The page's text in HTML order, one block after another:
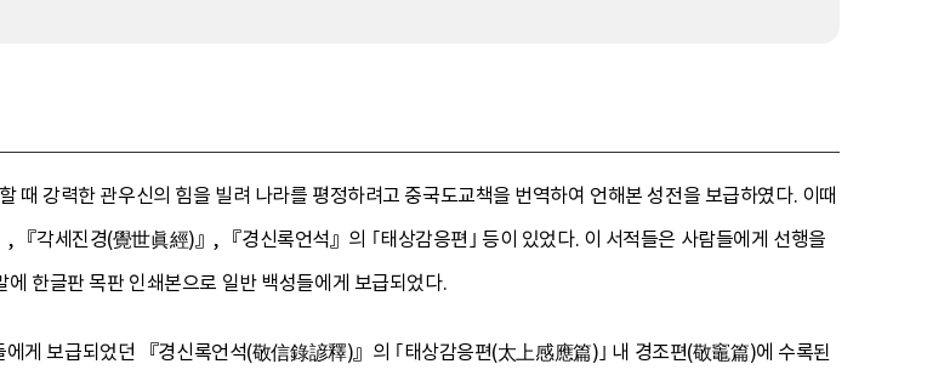
때 강력한 관우신의 힘을 빌려 나라를 평정하려고 중국도교책을 번역하여 언해본 성전을 보급하였다. 이때
『각세진경(覺世眞經)』, 『경신록언석』의 ｢태상감응편｣ 등이 있었다. 이 서적들은 사람들에게 선행을
한글판 목판 인쇄본으로 일반 백성들에게 보급되었다.
게 보급되었던 『경신록언석(敬信錄諺釋)』의 ｢태상감응편(太上感應篇)｣ 내 경조편(敬竈篇)에 수록된